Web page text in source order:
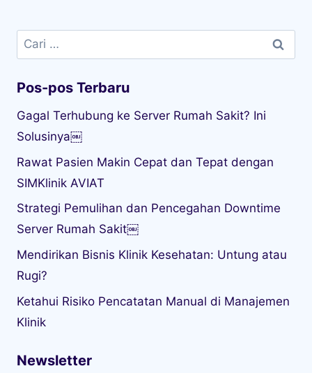
Cari
untuk:
Pos-pos Terbaru
Gagal Terhubung ke Server Rumah Sakit? Ini
Solusinya￼
Rawat Pasien Makin Cepat dan Tepat dengan
SIMKlinik AVIAT
Strategi Pemulihan dan Pencegahan Downtime
Server Rumah Sakit￼
Mendirikan Bisnis Klinik Kesehatan: Untung atau
Rugi?
Ketahui Risiko Pencatatan Manual di Manajemen
Klinik
Newsletter